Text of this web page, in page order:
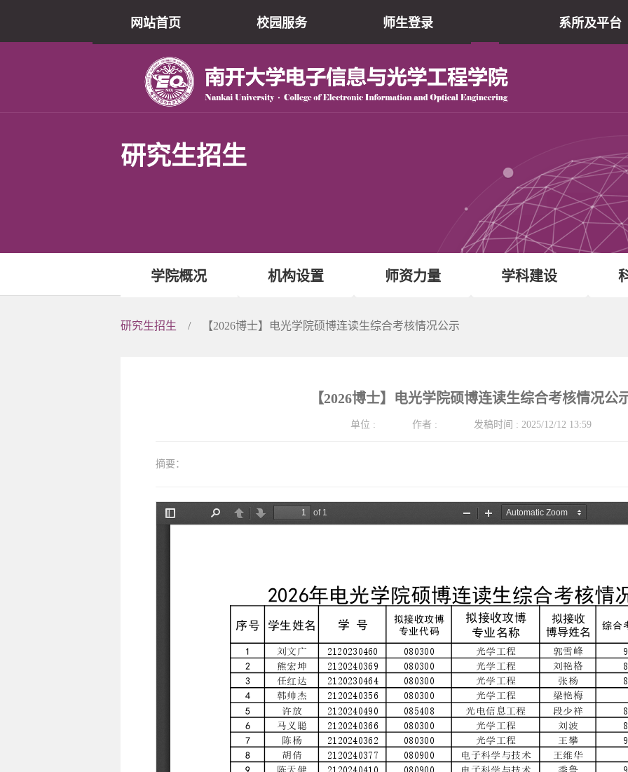
网站首页 校园服务 师生登录 系所及平台
光电子薄膜器件与技
电子信息实验教
原网站
研究生招生
学院概况
学院介绍
机构设置 师资力量 学科建设
研究生招生 / 【2026博士】电光学院硕博连读生综合考核情况公示
【2026博士】电光学院硕博连读生综合考核情况公
单位 : 作者 : 发稿时间 : 2025/12/12 13:59
摘要：